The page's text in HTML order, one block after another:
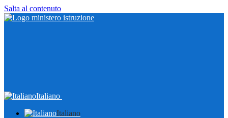
Salta al contenuto
Italiano
Italiano